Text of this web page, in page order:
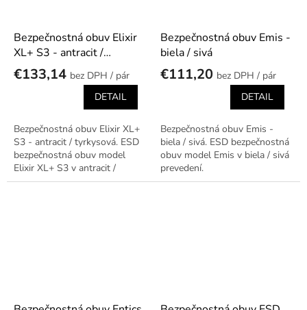
Bezpečnostná obuv Elixir
XL+ S3 - antracit /
tyrkysová
€133,14
/ pár
DETAIL
Bezpečnostná obuv Elixir XL+
S3 - antracit / tyrkysová. ESD
bezpečnostná obuv model
Elixir XL+ S3 v antracit /
tyrkysová prevedení.
Bezpečnostná obuv Emis -
biela / sivá
€111,20
/ pár
DETAIL
Bezpečnostná obuv Emis -
biela / sivá. ESD bezpečnostná
obuv model Emis v biela / sivá
prevedení.